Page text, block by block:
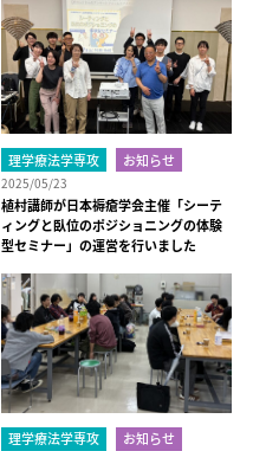
理学療法学専攻 お知らせ
2025/05/23
植村講師が日本褥瘡学会主催「シーテ
ィングと臥位のポジショニングの体験
型セミナー」の運営を行いました
理学療法学専攻 お知らせ